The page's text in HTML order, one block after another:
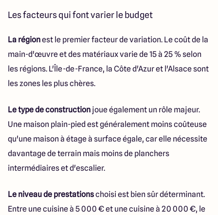
Les facteurs qui font varier le budget
La régionest le premier facteur de variation. Le coût de la
main-d'œuvre et des matériaux varie de 15 à 25 % selon
les régions. L'Île-de-France, la Côte d'Azur et l'Alsace sont
les zones les plus chères.
Le type de construction joue également un rôle majeur.
Une maison plain-pied est généralement moins coûteuse
qu'une maison à étage à surface égale, car elle nécessite
davantage de terrain mais moins de planchers
intermédiaires et d'escalier.
Le niveau de prestationschoisi est bien sûr déterminant.
Entre une cuisine à 5 000 € et une cuisine à 20 000 €, le